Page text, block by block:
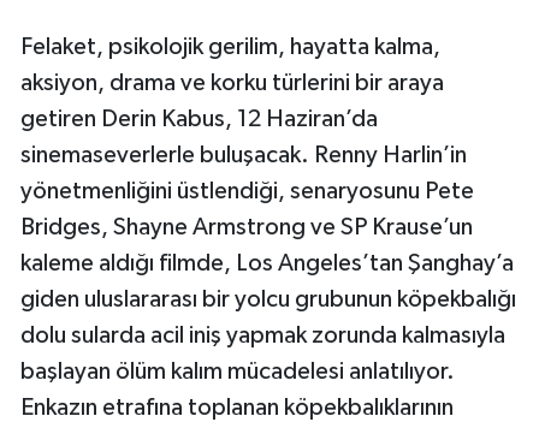
Felaket, psikolojik gerilim, hayatta kalma,
aksiyon, drama ve korku türlerini bir araya
getiren Derin Kabus, 12 Haziran’da
sinemaseverlerle buluşacak. Renny Harlin’in
yönetmenliğini üstlendiği, senaryosunu Pete
Bridges, Shayne Armstrong ve SP Krause’un
kaleme aldığı filmde, Los Angeles’tan Şanghay’a
giden uluslararası bir yolcu grubunun köpekbalığı
dolu sularda acil iniş yapmak zorunda kalmasıyla
başlayan ölüm kalım mücadelesi anlatılıyor.
Enkazın etrafına toplanan köpekbalıklarının